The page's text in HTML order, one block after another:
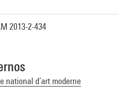
2013-2-434
national d’art moderne